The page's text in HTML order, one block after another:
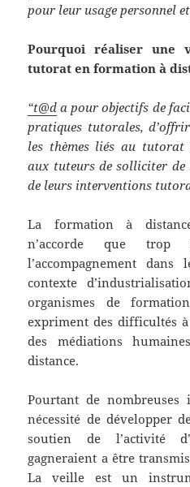
pour leur usage personnel
Pourquoi réaliser une
tutorat en formation à
“t@d a pour objectifs de
pratiques tutorales,
les thèmes liés au tutorat
aux tuteurs de solliciter
de leurs interventions
La formation à
n’accorde que trop
l’accompagnement
contexte
organismes de
expriment des difficultés
des médiations
distance.
Pourtant de
nécessité de développer
soutien de l’activité
gagneraient a être
La veille est un